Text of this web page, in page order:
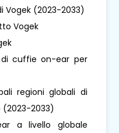
(2023-2033)
Vogek
di cuffie on-ear per
regioni globali di
2033)
a livello globale